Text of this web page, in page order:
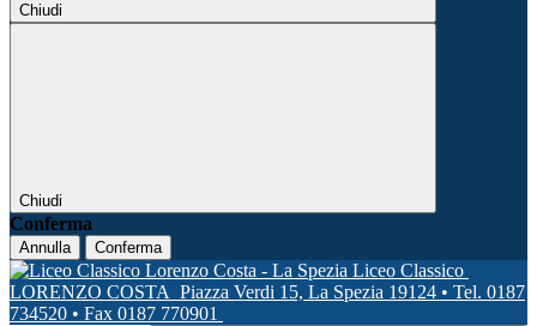
Chiudi
Chiudi
Conferma
Annulla Conferma
Liceo Classico
LORENZO COSTA Piazza Verdi 15, La Spezia 19124 • Tel. 0187
734520 • Fax 0187 770901